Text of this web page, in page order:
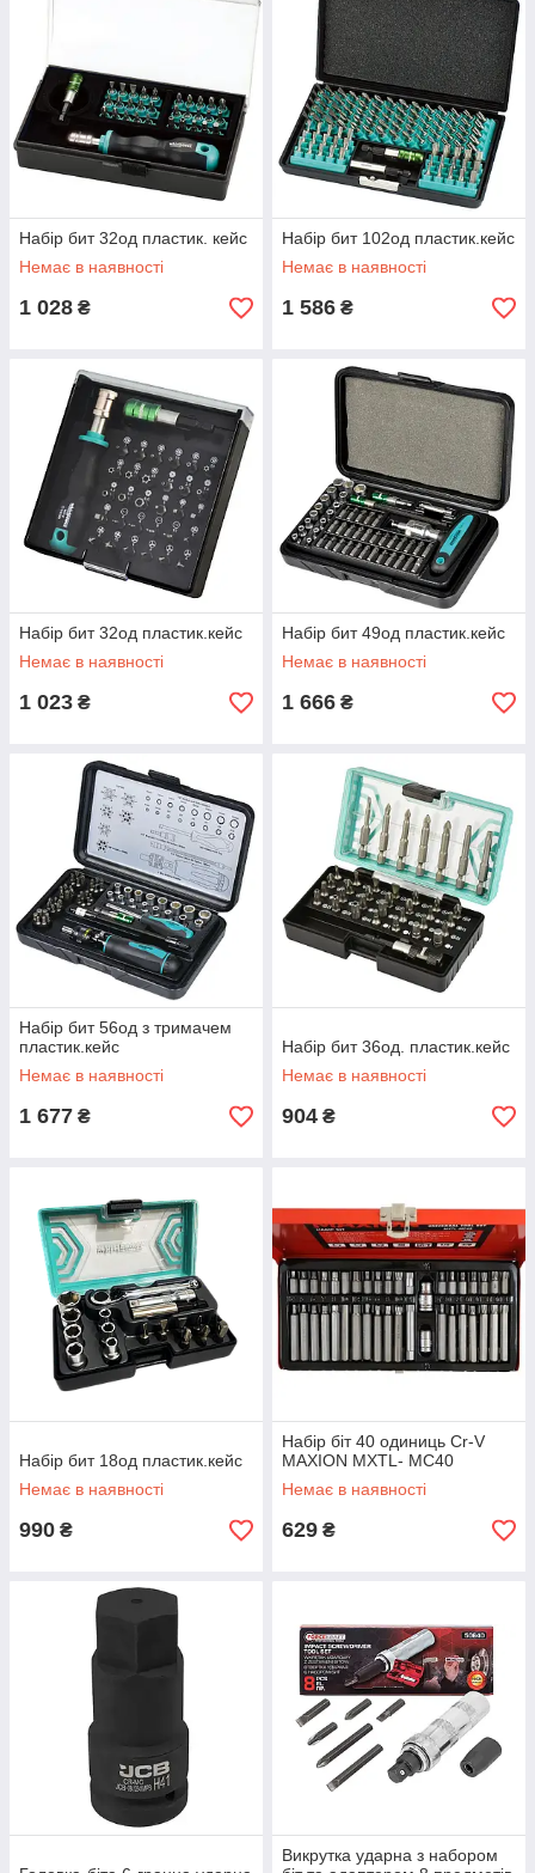
Набір бит 32од пластик. кейс
Немає в наявності
1 028 ₴
Набір бит 102од пластик.кейс
Немає в наявності
1 586 ₴
Набір бит 32од пластик.кейс
Немає в наявності
1 023 ₴
Набір бит 49од пластик.кейс
Немає в наявності
1 666 ₴
Набір бит 56од з тримачем
пластик.кейс
Немає в наявності
1 677 ₴
Набір бит 36од. пластик.кейс
Немає в наявності
904 ₴
Набір бит 18од пластик.кейс
Немає в наявності
990 ₴
Набір біт 40 одиниць Cr-V
MAXION MXTL- MC40
Немає в наявності
629 ₴
Викрутка ударна з набором